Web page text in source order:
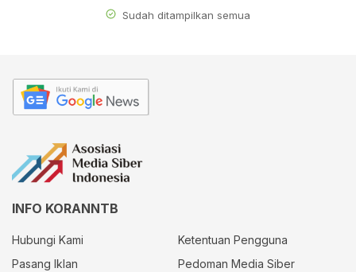
Sudah ditampilkan semua
INFO KORANNTB
Hubungi Kami
Ketentuan Pengguna
Pasang Iklan
Pedoman Media Siber